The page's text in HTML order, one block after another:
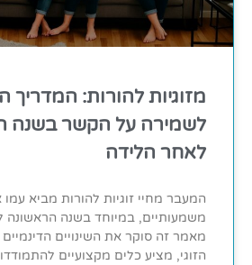
מזוגיות להורות: המדריך
לשמירה על הקשר בשנה
לאחר הלידה
המעבר מחיי זוגיות להורות מביא עמו
משמעותיים, במיוחד בשנה הראשונה
מאמר זה סוקר את השינויים
הזוגי, מציע כלים מקצועיים